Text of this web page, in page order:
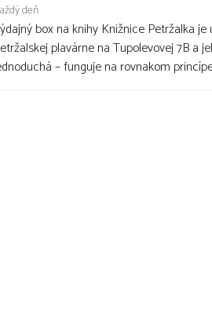
deň
box na knihy Knižnice Petržalka
plavárne na Tupolevovej 7B a
– funguje na rovnakom